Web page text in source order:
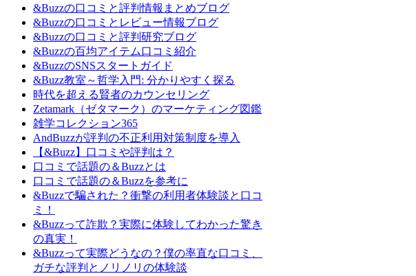
&Buzzの口コミと評判情報まとめブログ
&Buzzの口コミとレビュー情報ブログ
&Buzzの口コミと評判研究ブログ
&Buzzの百均アイテム口コミ紹介
&BuzzのSNSスタートガイド
&Buzz教室～哲学入門: 分かりやすく探る
時代を超える賢者のカウンセリング
Zetamark（ゼタマーク）のマーケティング図鑑
雑学コレクション365
AndBuzzが評判の不正利用対策制度を導入
【&Buzz】口コミや評判は？
口コミで話題の＆Buzzとは
口コミで話題の＆Buzzを参考に
&Buzzで騙された？衝撃の利用者体験談と口コ
ミ！
&Buzzって詐欺？実際に体験してわかった驚き
の真実！
&Buzzって実際どうなの？僕の率直な口コミ、
ガチな評判とノリノリの体験談